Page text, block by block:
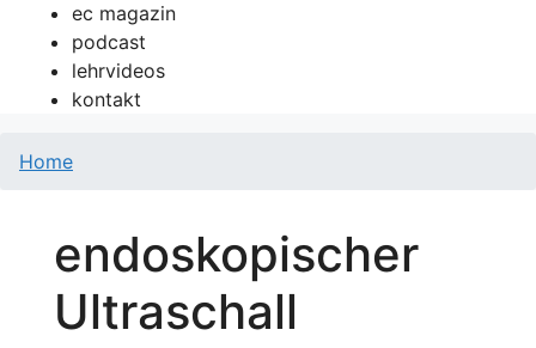
ec magazin
podcast
lehrvideos
kontakt
Home
endoskopischer
Ultraschall